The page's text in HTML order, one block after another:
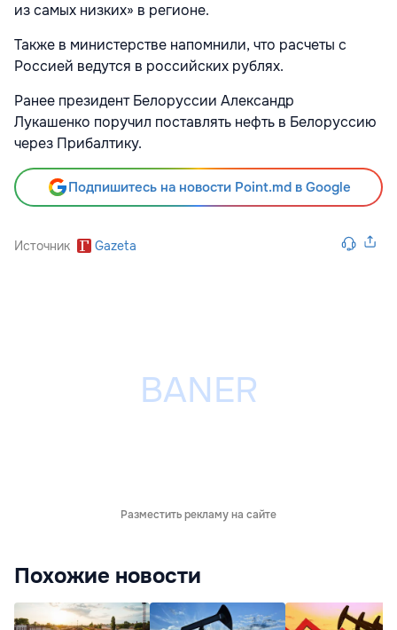
из самых низких» в регионе.
Также в министерстве напомнили, что расчеты с
Россией ведутся в российских рублях.
Ранее президент Белоруссии Александр
Лукашенко поручил поставлять нефть в Белоруссию
через Прибалтику.
Подпишитесь на новости Point.md в Google
Источник Gazeta
Разместить рекламу на сайте
Похожие новости